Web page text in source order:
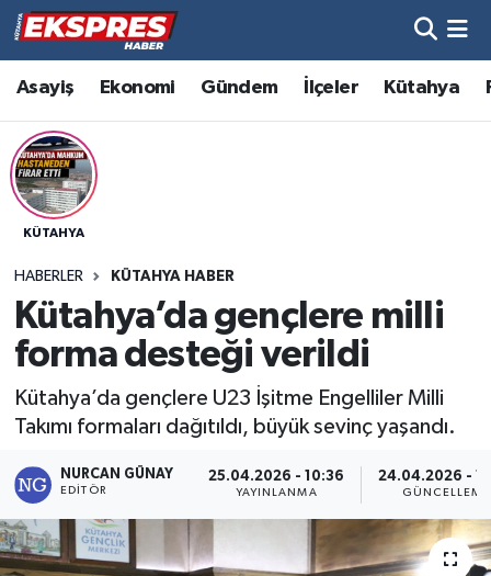
Asayiş Ekonomi Gündem İlçeler Kütahya
KÜTAHYA
HABERLER KÜTAHYA HABER
Kütahya’da gençlere milli
forma desteği verildi
Kütahya’da gençlere U23 İşitme Engelliler Milli
Takımı formaları dağıtıldı, büyük sevinç yaşandı.
NURCAN GÜNAY
EDITÖR
25.04.2026 - 10:36
YAYINLANMA
24.04.2026 -
GÜNCELLEME
Altıntaş
Asayiş
Aslanapa
Bölge
Çavdarhisar
Domaniç
Dumlupınar
Dünya
Hava Durumu
Trafik Durumu
Süper Lig Puan Durumu ve Fikstür
Son Dakika Haberleri
Haber Arşivi